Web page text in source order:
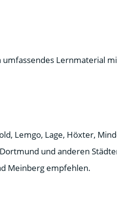
Lernmaterial
Lemgo, Lage, Höxter,
und anderen
Meinberg empfehlen.